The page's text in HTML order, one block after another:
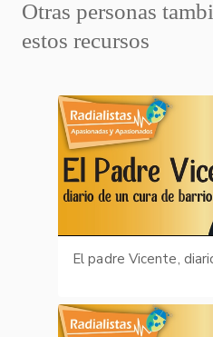
Otras personas
estos recursos